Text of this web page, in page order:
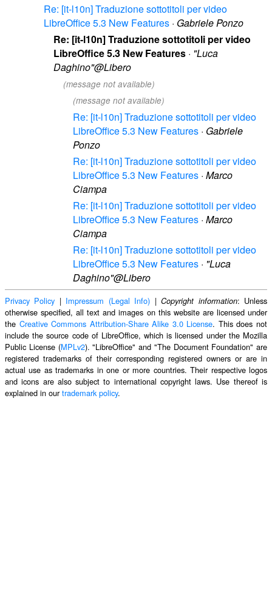
Re: [it-l10n] Traduzione sottotitoli per video
LibreOffice 5.3 New Features · Gabriele Ponzo
Re: [it-l10n] Traduzione sottotitoli per video
LibreOffice 5.3 New Features · "Luca
Daghino"@Libero
(message not available)
(message not available)
Re: [it-l10n] Traduzione sottotitoli per video
LibreOffice 5.3 New Features · Gabriele
Ponzo
Re: [it-l10n] Traduzione sottotitoli per video
LibreOffice 5.3 New Features · Marco
Ciampa
Re: [it-l10n] Traduzione sottotitoli per video
LibreOffice 5.3 New Features · Marco
Ciampa
Re: [it-l10n] Traduzione sottotitoli per video
LibreOffice 5.3 New Features · "Luca
Daghino"@Libero
Privacy Policy | Impressum (Legal Info) |Copyright information: Unless
otherwise specified, all text and images on this website are licensed under
the Creative Commons Attribution-Share Alike 3.0 License. This does not
include the source code of LibreOffice, which is licensed under the Mozilla
Public License (MPLv2). "LibreOffice" and "The Document Foundation" are
registered trademarks of their corresponding registered owners or are in
actual use as trademarks in one or more countries. Their respective logos
and icons are also subject to international copyright laws. Use thereof is
explained in ourtrademark policy.